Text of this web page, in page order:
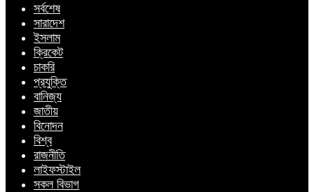
সর্বশেষ
সারাদেশ
ইসলাম
ক্রিকেট
চাকরি
প্রযুক্তি
বানিজ্য
জাতীয়
বিনোদন
বিশ্ব
রাজনীতি
লাইফস্টাইল
সকল বিভাগ